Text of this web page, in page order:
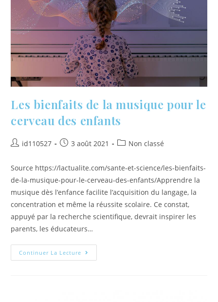
Les bienfaits de la musique pour le
cerveau des enfants
id110527 3 août 2021 Non classé
Source https://lactualite.com/sante-et-science/les-bienfaits-
de-la-musique-pour-le-cerveau-des-enfants/Apprendre la
musique dès l’enfance facilite l’acquisition du langage, la
concentration et même la réussite scolaire. Ce constat,
appuyé par la recherche scientifique, devrait inspirer les
parents, les éducateurs…
Continuer La Lecture